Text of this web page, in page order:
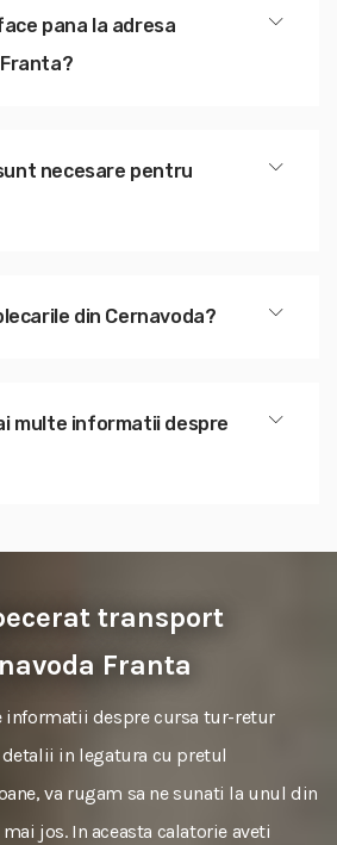
pana la adresa
necesare pentru
din Cernavoda?
multe informatii despre
transport
Franta
despre cursa tur-retur
detalii in legatura cu pretul
va rugam sa ne sunati la unul din
jos. In aceasta calatorie aveti